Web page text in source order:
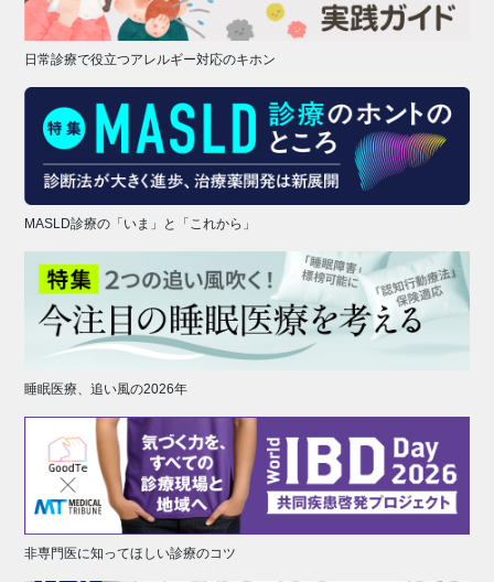
日常診療で役立つアレルギー対応のキホン
MASLD診療の「いま」と「これから」
睡眠医療、追い風の2026年
非専門医に知ってほしい診療のコツ